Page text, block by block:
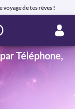
de tes rêves !
Téléphone,